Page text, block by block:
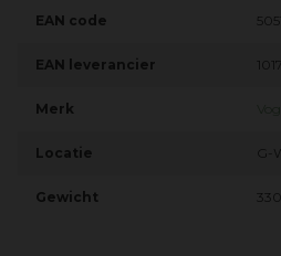
EAN code
EAN leverancier
Merk
Locatie
Gewicht